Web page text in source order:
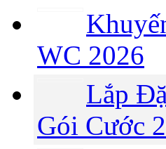
WC 2026
Lắp
Gói Cước